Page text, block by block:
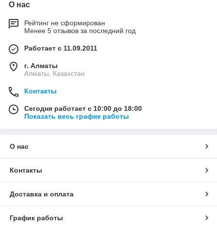
О нас
Рейтинг не сформирован
Менее 5 отзывов за последний год
Работает с 11.09.2011
г. Алматы
Алматы, Казахстан
Контакты
Сегодня работает с 10:00 до 18:00
Показать весь график работы
О нас
Контакты
Доставка и оплата
График работы